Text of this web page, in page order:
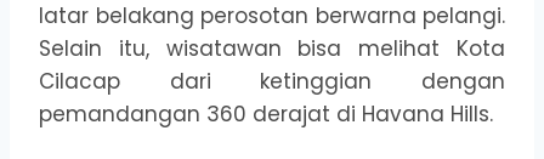
latar belakang perosotan berwarna pelangi.
Selain itu, wisatawan bisa melihat Kota
Cilacap dari ketinggian dengan
pemandangan 360 derajat di Havana Hills.